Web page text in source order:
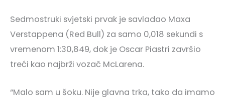
Sedmostruki svjetski prvak je savladao Maxa
Verstappena (Red Bull) za samo 0,018 sekundi s
vremenom 1:30,849, dok je Oscar Piastri završio
treći kao najbrži vozač McLarena.
“Malo sam u šoku. Nije glavna trka, tako da imamo